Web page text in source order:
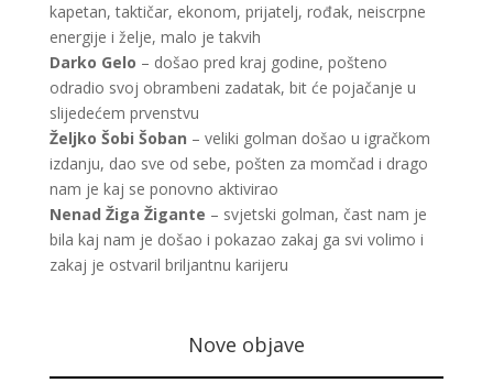
kapetan, taktičar, ekonom, prijatelj, rođak, neiscrpne
energije i želje, malo je takvih
Darko Gelo – došao pred kraj godine, pošteno
odradio svoj obrambeni zadatak, bit će pojačanje u
slijedećem prvenstvu
Željko Šobi Šoban – veliki golman došao u igračkom
izdanju, dao sve od sebe, pošten za momčad i drago
nam je kaj se ponovno aktivirao
Nenad Žiga Žigante – svjetski golman, čast nam je
bila kaj nam je došao i pokazao zakaj ga svi volimo i
zakaj je ostvaril briljantnu karijeru
Nove objave